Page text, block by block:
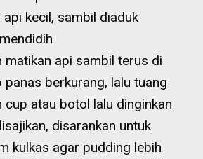
kecil, sambil diaduk
matikan api sambil terus di
panas berkurang, lalu tuang
cup atau botol lalu dinginkan
disarankan untuk
kulkas agar pudding lebih